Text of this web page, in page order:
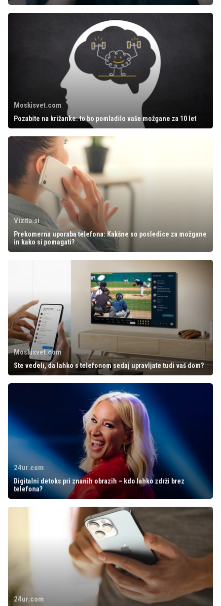
Moskisvet.com
Pozabite na križanke: to bo pomladilo vaše možgane za 10 let
Vizita.si
Prekomerna uporaba telefona: Kakšne so posledice za možgane
in kako si pomagati?
Moskisvet.com
Ste vedeli, da lahko s telefonom sedaj upravljate tudi vaš dom?
24ur.com
Digitalni detoks pri znanih obrazih – kdo lahko zdrži brez
telefona?
24ur.com